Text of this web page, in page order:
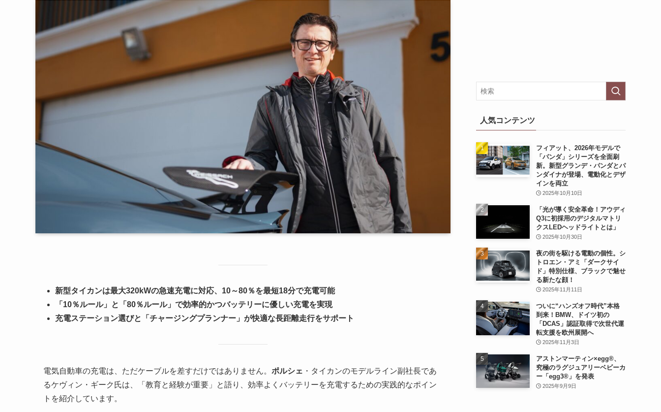
新型タイカンは最大320kWの急速充電に対応、10～80％を最短18分で充電可能
「10％ルール」と「80％ルール」で効率的かつバッテリーに優しい充電を実現
充電ステーション選びと「チャージングプランナー」が快適な長距離走行をサポート
電気自動車の充電は、ただケーブルを差すだけではありません。 ポルシェ ・タイカンのモデルライン副社長であ
るケヴィン・ギーク氏は、「教育と経験が重要」と語り、効率よくバッテリーを充電するための実践的なポイン
トを紹介しています。
人気コンテンツ
フィアット、2026年モデルで
「パンダ」シリーズを全面刷
新。新型グランデ・パンダとパ
ンダイナが登場、電動化とデザ
インを両立
2025年10月10日
「光が導く安全革命！アウディ
Q3に初採用のデジタルマトリ
クスLEDヘッドライトとは」
2025年10月30日
夜の街を駆ける電動の個性。シ
トロエン・アミ「ダークサイ
ド」特別仕様、ブラックで魅せ
る新たな顔！
2025年11月11日
ついに“ハンズオフ時代”本格
到来！BMW、ドイツ初の
「DCAS」認証取得で次世代運
転支援を欧州展開へ
2025年11月3日
アストンマーティン×egg®、
究極のラグジュアリーベビーカ
ー「egg3®」を発表
2025年9月9日